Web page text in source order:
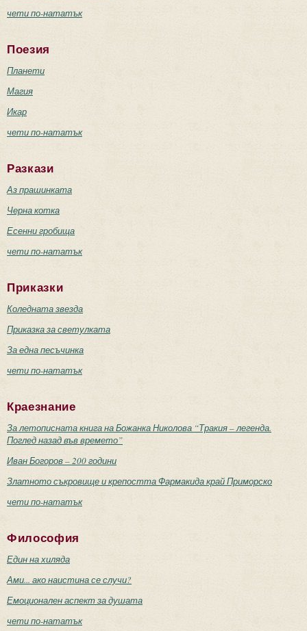
чети по-нататък
Поезия
Планети
Магия
Икар
чети по-нататък
Разкази
Аз прашинката
Черна котка
Есенни гробища
чети по-нататък
Приказки
Коледната звезда
Приказка за светулката
За една песъчинка
чети по-нататък
Краезнание
За летописната книга на Божанка Николова “Тракия – легенда.
Поглед назад във времето”
Иван Богоров – 200 години
Златното съкровище и крепостта Фармакида край Приморско
чети по-нататък
Философия
Един на хиляда
Ами... ако наистина се случи?
Емоционален аспект за душата
чети по-нататък